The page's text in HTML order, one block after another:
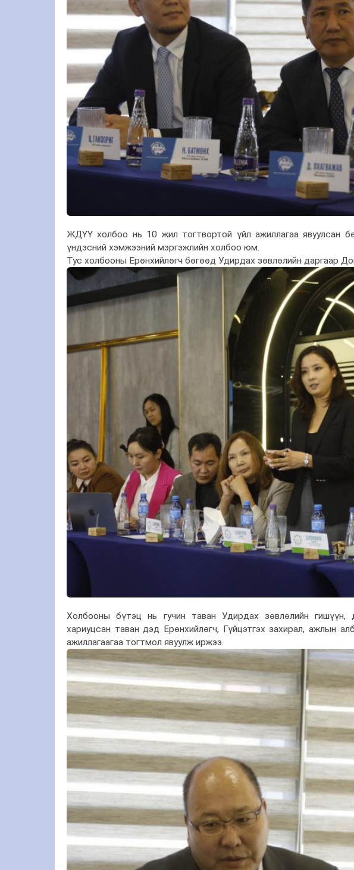
ЖДҮҮ холбоо нь 10 жил тогтвортой үйл ажиллагаа явуулсан
үндэсний хэмжээний мэргэжлийн холбоо юм.
Тус холбооны Ерөнхийлөгч бөгөөд Удирдах зөвлөлийн даргаар
Холбооны бүтэц нь гучин таван Удирдах зөвлөлийн гишүүн,
хариуцсан таван дэд Ерөнхийлөгч, Гүйцэтгэх захирал, ажлын
ажиллагаагаа тогтмол явуулж иржээ.